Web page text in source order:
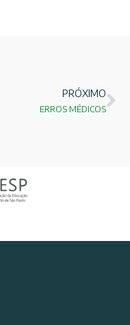
PRÓXIMO
ERROS MÉDICOS